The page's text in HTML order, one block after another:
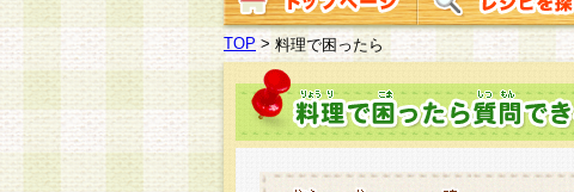
TOP > 料理で困ったら